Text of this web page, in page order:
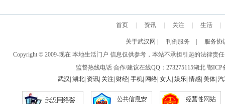
首页 资讯 关注 生活
关于武汉网 刊例服务
服务协
Copyright © 2009-现在 本地生活门户 信息仅供参考，本站不承担引起的法律
监督热线电话 合作/建议在线QQ：273275115湖北 鄂ICP
武汉 湖北| 资讯| 关注 财经| 手机| 网络| 女人 娱乐|情感| 美体| 汽